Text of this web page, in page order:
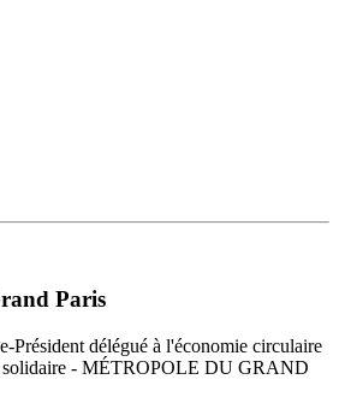
Paris
Président délégué à l'économie circulaire
solidaire - MÉTROPOLE DU GRAND